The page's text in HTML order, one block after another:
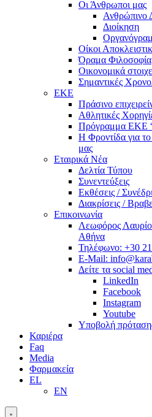
Οι Άνθρωποι μας
Ανθρώπινο
Διοίκηση
Οίκοι
Όραμα Φιλοσοφία
Οικονομικά
Σημαντικές
ΕΚΕ
Πράσινο
Αθλητικές
Πρόγραμμα ΕΚΕ
Η Φροντίδα για
μας
Εταιρικά Νέα
Δελτία Τύπου
Συνεντεύξεις
Εκθέσεις /
Διακρίσεις /
Επικοινωνία
Λεωφόρος
Αθήνα
Τηλέφωνο: +30
E-Mail:
Δείτε τα social
LinkedIn
Facebook
Instagram
Youtube
Υποβολή
Καριέρα
Faq
Media
Φαρμακεία
EL
EN